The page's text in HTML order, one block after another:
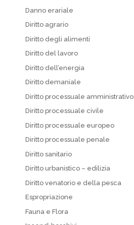
Danno erariale
Diritto agrario
Diritto degli alimenti
Diritto del lavoro
Diritto dell’energia
Diritto demaniale
Diritto processuale amministrativo
Diritto processuale civile
Diritto processuale europeo
Diritto processuale penale
Diritto sanitario
Diritto urbanistico – edilizia
Diritto venatorio e della pesca
Espropriazione
Fauna e Flora